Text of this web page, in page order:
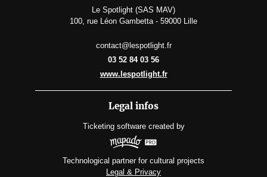
Le Spotlight (SAS MAV)
100, rue Léon Gambetta - 59000 Lille
contact@lespotlight.fr
03 52 84 03 56
www.lespotlight.fr
Legal infos
Ticketing software created by
Technological partner for cultural projects
Legal & Privacy